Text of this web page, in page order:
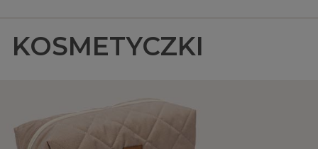
KOSMETYCZKI